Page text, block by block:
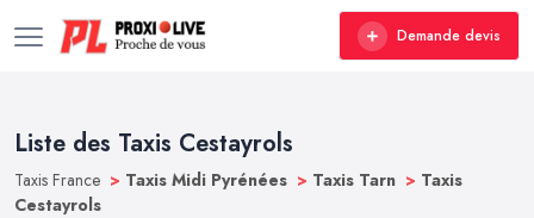
Demande devis
Liste des Taxis Cestayrols
Taxis France > Taxis Midi Pyrénées > Taxis Tarn > Taxis
Cestayrols